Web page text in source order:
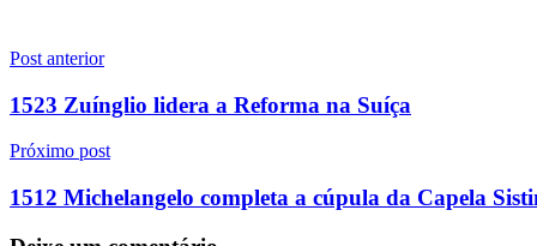
Navegação
de
Post anterior
1523 Zuínglio lidera a Reforma na Suíça
Próximo post
1512 Michelangelo completa a cúpula da Capela